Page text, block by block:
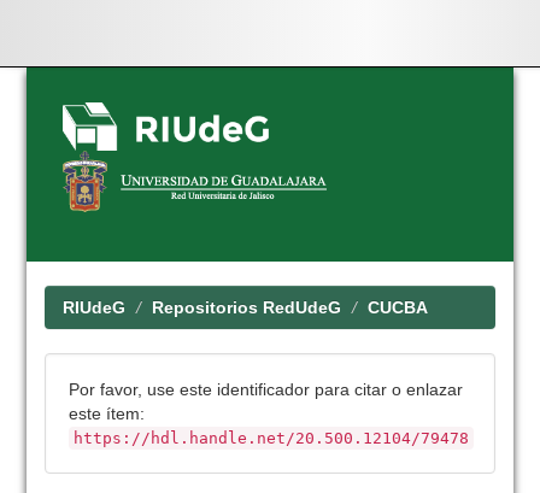
Skip
navigation
RIUdeG Repositorios RedUdeG CUCBA
Por favor, use este identificador para citar o enlazar
este ítem:
https://hdl.handle.net/20.500.12104/79478